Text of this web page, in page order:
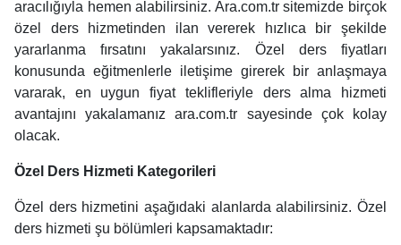
aracılığıyla hemen alabilirsiniz. Ara.com.tr sitemizde birçok
özel ders hizmetinden ilan vererek hızlıca bir şekilde
yararlanma fırsatını yakalarsınız. Özel ders fiyatları
konusunda eğitmenlerle iletişime girerek bir anlaşmaya
vararak, en uygun fiyat teklifleriyle ders alma hizmeti
avantajını yakalamanız ara.com.tr sayesinde çok kolay
olacak.
Özel Ders Hizmeti Kategorileri
Özel ders hizmetini aşağıdaki alanlarda alabilirsiniz. Özel
ders hizmeti şu bölümleri kapsamaktadır: